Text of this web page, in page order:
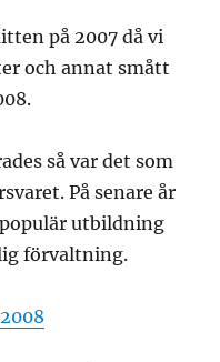
på 2007 då vi
och annat smått
så var det som
På senare år
utbildning
förvaltning.